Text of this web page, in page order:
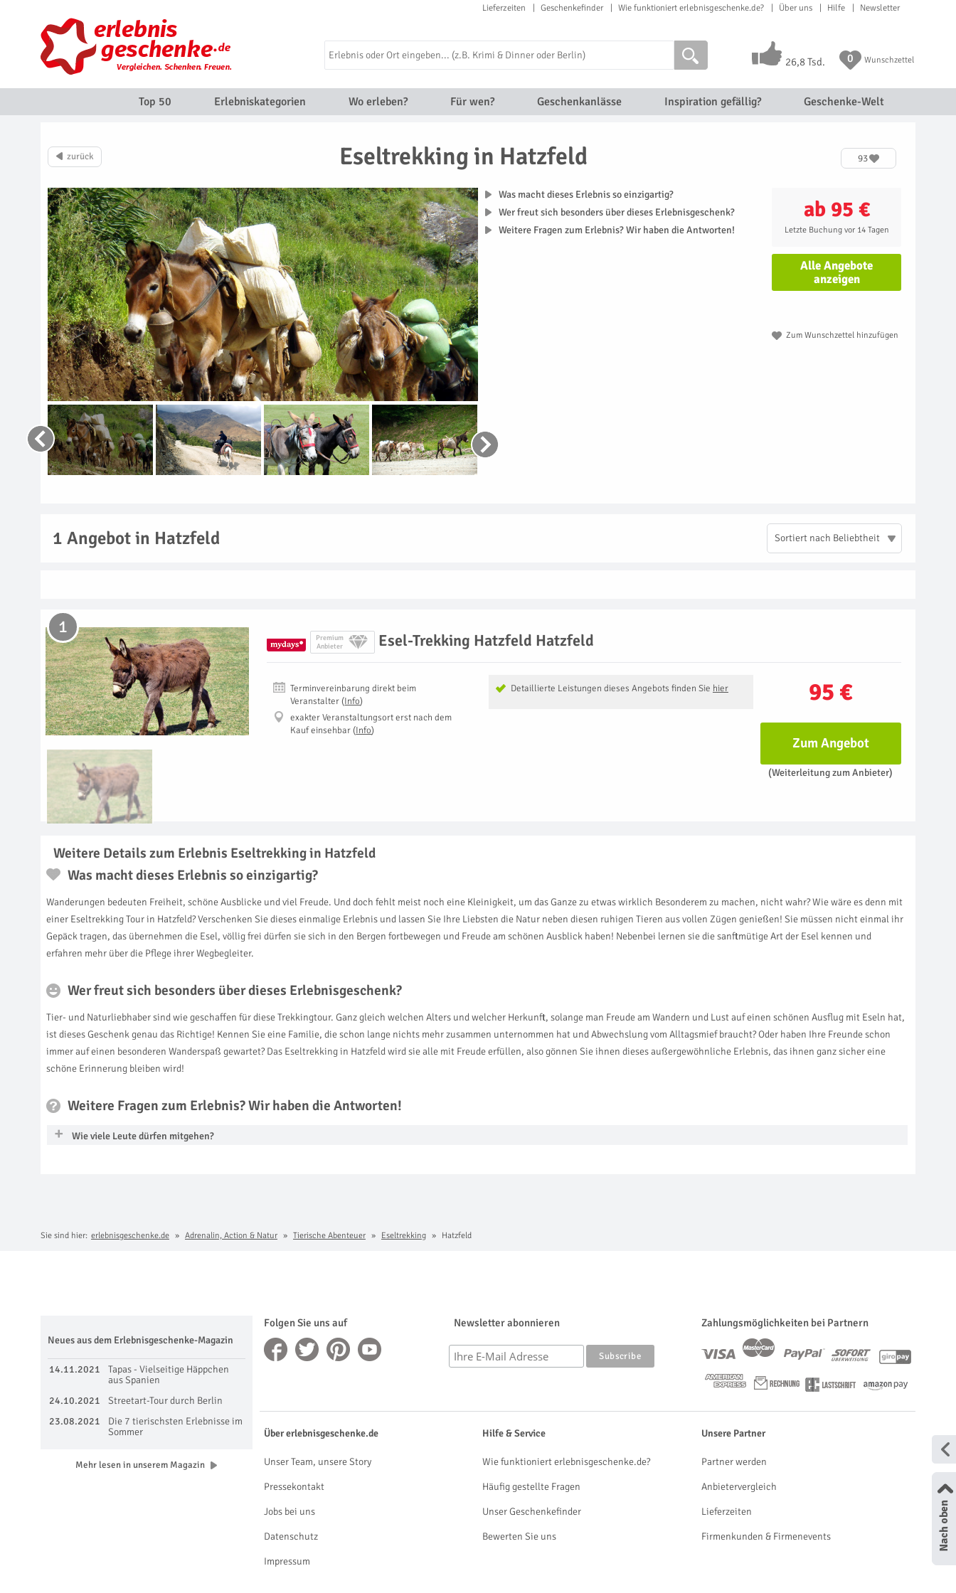
Lieferzeiten Geschenkefinder Wie funktioniert erlebnisgeschenke.de? Über uns Hilfe Newsletter
26,8 Tsd. 0 Wunschzettel
Top 50 Erlebniskategorien Wo erleben? Für wen? Geschenkanlässe Inspiration gefällig? Geschenke-Welt
Eseltrekking in Hatzfeld 93
ab 95 €
Letzte Buchung vor 14 Tagen
Alle Angebote
anzeigen
Zum Wunschzettel hinzufügen
Was macht dieses Erlebnis so einzigartig?
Wer freut sich besonders über dieses Erlebnisgeschenk?
Weitere Fragen zum Erlebnis? Wir haben die Antworten!
1 Angebot in Hatzfeld Sortiert nach Beliebtheit
Premium
Anbieter
Esel-Trekking Hatzfeld Hatzfeld
1
95 €
Detaillierte Leistungen dieses Angebots finden Sie hier
Terminvereinbarung direkt beim
Veranstalter (Info)
exakter Veranstaltungsort erst nach dem
Kauf einsehbar (Info)
Zum Angebot
(Weiterleitung zum Anbieter)
Weitere Details zum Erlebnis Eseltrekking in Hatzfeld
Was macht dieses Erlebnis so einzigartig?
Wanderungen bedeuten Freiheit, schöne Ausblicke und viel Freude. Und doch fehlt meist noch eine Kleinigkeit, um das Ganze zu etwas wirklich Besonderem zu machen, nicht wahr? Wie wäre es denn mit
einer Eseltrekking Tour in Hatzfeld? Verschenken Sie dieses einmalige Erlebnis und lassen Sie Ihre Liebsten die Natur neben diesen ruhigen Tieren aus vollen Zügen genießen! Sie müssen nicht einmal ihr
Gepäck tragen, das übernehmen die Esel, völlig frei dürfen sie sich in den Bergen fortbewegen und Freude am schönen Ausblick haben! Nebenbei lernen sie die sanftmütige Art der Esel kennen und
erfahren mehr über die Pflege ihrer Wegbegleiter.
Wer freut sich besonders über dieses Erlebnisgeschenk?
Tier- und Naturliebhaber sind wie geschaffen für diese Trekkingtour. Ganz gleich welchen Alters und welcher Herkunft, solange man Freude am Wandern und Lust auf einen schönen Ausflug mit Eseln hat,
ist dieses Geschenk genau das Richtige! Kennen Sie eine Familie, die schon lange nichts mehr zusammen unternommen hat und Abwechslung vom Alltagsmief braucht? Oder haben Ihre Freunde schon
immer auf einen besonderen Wanderspaß gewartet? Das Eseltrekking in Hatzfeld wird sie alle mit Freude erfüllen, also gönnen Sie ihnen dieses außergewöhnliche Erlebnis, das ihnen ganz sicher eine
schöne Erinnerung bleiben wird!
Weitere Fragen zum Erlebnis? Wir haben die Antworten!
Wie viele Leute dürfen mitgehen?
Sie sind hier: erlebnisgeschenke.de Adrenalin, Action & Natur Tierische Abenteuer Eseltrekking Hatzfeld
Folgen Sie uns auf Newsletter abonnieren Zahlungsmöglichkeiten bei Partnern
Neues aus dem Erlebnisgeschenke-Magazin
14.11.2021
Tapas - Vielseitige Häppchen
aus Spanien
24.10.2021
Streetart-Tour durch Berlin
23.08.2021
Die 7 tierischsten Erlebnisse im
Sommer
Mehr lesen in unserem Magazin
Über erlebnisgeschenke.de
Unser Team, unsere Story
Pressekontakt
Jobs bei uns
Datenschutz
Impressum
Hilfe & Service
Wie funktioniert erlebnisgeschenke.de?
Häufig gestellte Fragen
Unser Geschenkefinder
Bewerten Sie uns
Unsere Partner
Partner werden
Anbietervergleich
Lieferzeiten
Firmenkunden & Firmenevents